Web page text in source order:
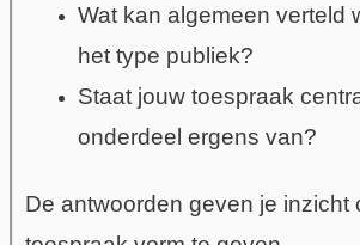
Wat kan algemeen verteld
het type publiek?
Staat jouw toespraak
onderdeel ergens van?
De antwoorden geven je inzicht